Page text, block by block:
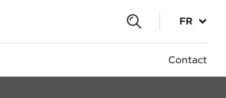
FR
Contact